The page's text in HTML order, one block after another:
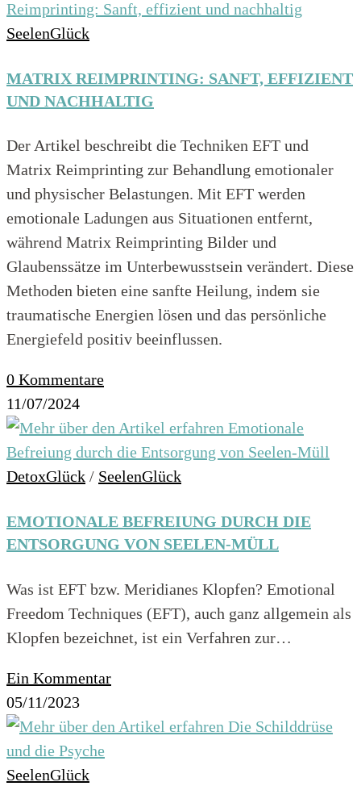
SeelenGlück
MATRIX REIMPRINTING: SANFT, EFFIZIENT
UND NACHHALTIG
Der Artikel beschreibt die Techniken EFT und
Matrix Reimprinting zur Behandlung emotionaler
und physischer Belastungen. Mit EFT werden
emotionale Ladungen aus Situationen entfernt,
während Matrix Reimprinting Bilder und
Glaubenssätze im Unterbewusstsein verändert. Diese
Methoden bieten eine sanfte Heilung, indem sie
traumatische Energien lösen und das persönliche
Energiefeld positiv beeinflussen.
0 Kommentare
11/07/2024
DetoxGlück / SeelenGlück
EMOTIONALE BEFREIUNG DURCH DIE
ENTSORGUNG VON SEELEN-MÜLL
Was ist EFT bzw. Meridianes Klopfen? Emotional
Freedom Techniques (EFT), auch ganz allgemein als
Klopfen bezeichnet, ist ein Verfahren zur…
Ein Kommentar
05/11/2023
SeelenGlück